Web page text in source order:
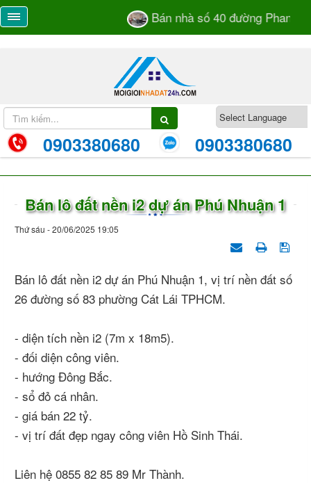
Bán nhà số 40 đường Phan Bá
0903380680 0903380680
Bán lô đất nền i2 dự án Phú Nhuận 1
Thứ sáu - 20/06/2025 19:05
Bán lô đất nền i2 dự án Phú Nhuận 1, vị trí nền đất số
26 đường số 83 phường Cát Lái TPHCM.
- diện tích nền i2 (7m x 18m5).
- đối diện công viên.
- hướng Đông Bắc.
- sổ đỏ cá nhân.
- giá bán 22 tỷ.
- vị trí đất đẹp ngay công viên Hồ Sinh Thái.
Liên hệ 0855 82 85 89 Mr Thành.